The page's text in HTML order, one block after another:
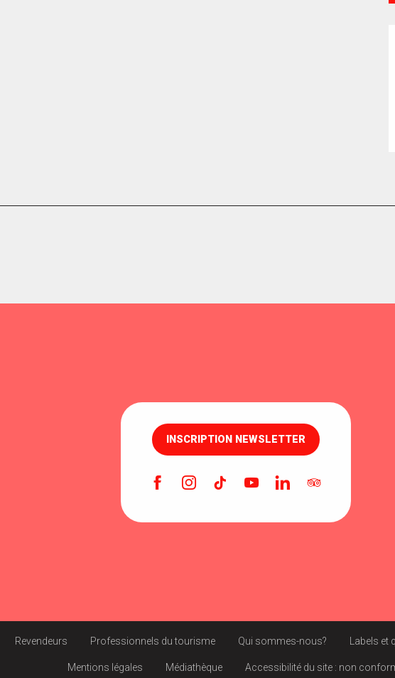
INSCRIPTION NEWSLETTER
Revendeurs Professionnels du tourisme Qui sommes-nous? Labels et
Mentions légales Médiathèque Accessibilité du site : non